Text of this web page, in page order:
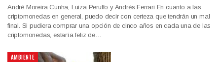
André Moreira Cunha, Luiza Peruffo y Andrés Ferrari En cuanto a las
criptomonedas en general, puedo decir con certeza que tendrán un mal
final. Si pudiera comprar una opción de cinco años en cada una de las
criptomonedas, estaría feliz de…
AMBIENTE